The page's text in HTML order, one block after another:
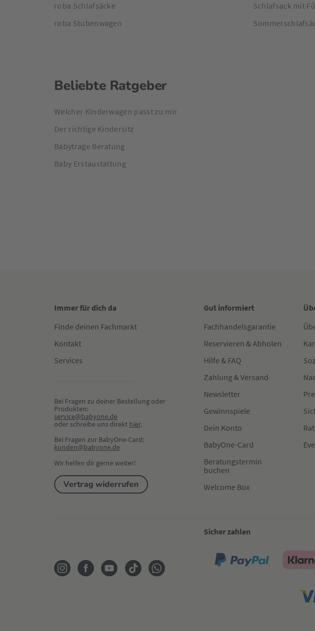
roba Schlafsäcke
roba Stubenwagen
Schlafsack mit
Beliebte Ratgeber
Welcher Kinderwagen passt zu mir
Der richtige Kindersitz
Babytrage Beratung
Baby Erstaustattung
Immer für dich da
Finde deinen Fachmarkt
Kontakt
Services
Bei Fragen zu deiner Bestellung oder
Produkten:
service@babyone.de
oder schreibe uns direkt hier.
Bei Fragen zur BabyOne-Card:
kunden@babyone.de
Wir helfen dir gerne weiter!
Vertrag widerrufen
Gut informiert
Fachhandelsgarantie
Reservieren & Abholen
Hilfe & FAQ
Zahlung & Versand
Newsletter
Gewinnspiele
Dein Konto
BabyOne-Card
Beratungstermin
buchen
Welcome Box
Sicher zahlen